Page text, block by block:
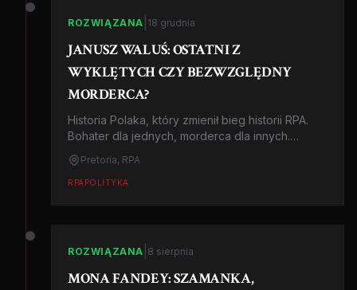
ROZWIĄZANA 18 grudnia
JANUSZ WALUŚ: OSTATNI Z
WYKLĘTYCH CZY BEZWZGLĘDNY
MORDERCA?
Historia Polaka, który zmienił bieg historii RPA.
Bohater dla jednych, morderca dla innych.
Opowieść o Januszu Walusiu, zabójcy Chrisa
Haniego.
Pretoria, RPA
RPA POLITYKA
ROZWIĄZANA 8 sierpnia
MONA FANDEY: SZAMANKA,